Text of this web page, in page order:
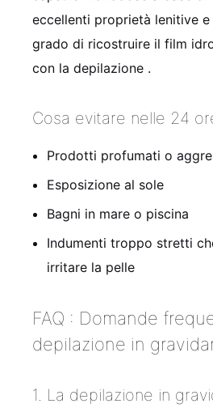
eccellenti proprietà lenitive
grado di ricostruire il film
con la depilazione .
Cosa evitare nelle 24
Prodotti profumati o
Esposizione al sole
Bagni in mare o piscina
Indumenti troppo stretti
irritare la pelle
FAQ : Domande
depilazione in
1. La depilazione in